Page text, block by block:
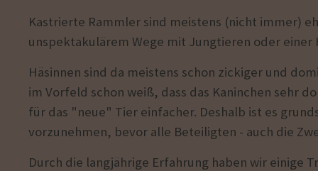
Kastrierte Rammler sind meistens (nicht immer)
unspektakulärem Wege mit Jungtieren oder einer
Häsinnen sind da meistens schon zickiger und
im Vorfeld schon weiß, dass das Kaninchen sehr
für das "neue" Tier einfacher. Deshalb ist es
vorzunehmen, bevor alle Beteiligten - auch die
Durch die langjährige Erfahrung haben wir einige